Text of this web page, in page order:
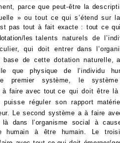
parce que peut-être la
» ou tout ce qui s’étend sur
pas tout à fait exacte : tout ce
les talents naturels de
qui doit entrer dans
de cette dotation naturelle,
que physique de l’individu
premier système, le
à faire avec tout ce qui doit être là
puisse réguler son rapport
Le second système a à faire
dans l’organisme social à
humain à être humain. Le